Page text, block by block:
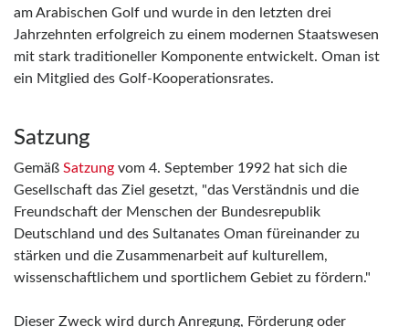
am Arabischen Golf und wurde in den letzten drei
Jahrzehnten erfolgreich zu einem modernen Staatswesen
mit stark traditioneller Komponente entwickelt. Oman ist
ein Mitglied des Golf-Kooperationsrates.
Satzung
Gemäß Satzung vom 4. September 1992 hat sich die
Gesellschaft das Ziel gesetzt, "das Verständnis und die
Freundschaft der Menschen der Bundesrepublik
Deutschland und des Sultanates Oman füreinander zu
stärken und die Zusammenarbeit auf kulturellem,
wissenschaftlichem und sportlichem Gebiet zu fördern."
Dieser Zweck wird durch Anregung, Förderung oder